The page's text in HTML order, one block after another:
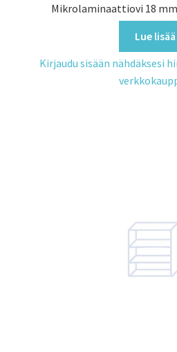
Mikrolaminaattiovi 18
Lue lisää
Kirjaudu sisään nähdäksesi